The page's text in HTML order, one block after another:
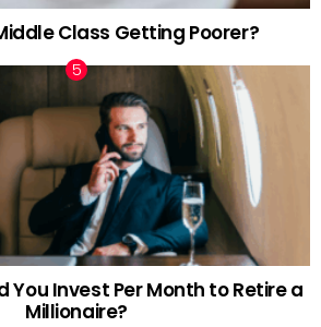
Class Getting Poorer?
You Invest Per Month to Retire a
Millionaire?